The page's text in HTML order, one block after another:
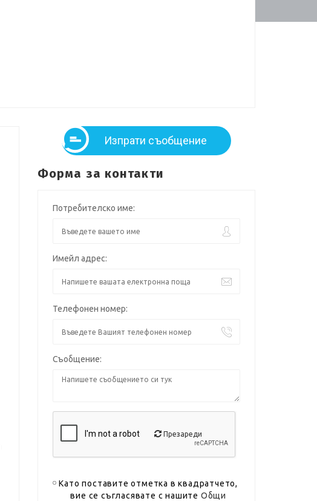
Изпрати съобщение
Форма за контакти
Потребителско име:
Имейл адрес:
Телефонен номер:
Съобщение:
Презареди
Като поставите отметка в квадратчето,
вие се съгласявате с нашите Общи